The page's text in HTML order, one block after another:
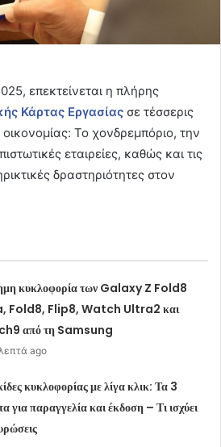
επεκτείνεται η πλήρης
Κάρτας Εργασίας σε τέσσερις
Το χονδρεμπόριο, την
εταιρείες, καθώς και τις
δραστηριότητες στον
κυκλοφορία των Galaxy Z Fold8
Fold8, Flip8, Watch Ultra2 και
από τη Samsung
ago
κυκλοφορίας με λίγα κλικ: Τα 3
για παραγγελία και έκδοση – Τι ισχύει